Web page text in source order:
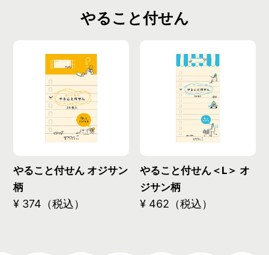
やること付せん
やること付せん オジサン
柄
¥ 374（税込）
やること付せん＜L＞ オ
ジサン柄
¥ 462（税込）